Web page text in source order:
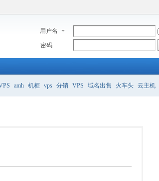
用户名
密码
amh 机柜 vps 分销 VPS 域名出售 火车头 云主机